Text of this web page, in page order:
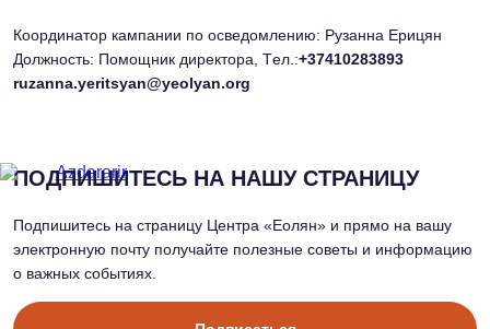
Координатор кампании по осведомлению: Рузанна Ерицян
Должность: Помощник директора, Tел.:+37410283893
ruzanna.yeritsyan@yeolyan.org
ПОДПИШИТЕСЬ НА НАШУ СТРАНИЦУ
Подпишитесь на страницу Центра «Еолян» и прямо на вашу
электронную почту получайте полезные советы и информацию
о важных событиях.